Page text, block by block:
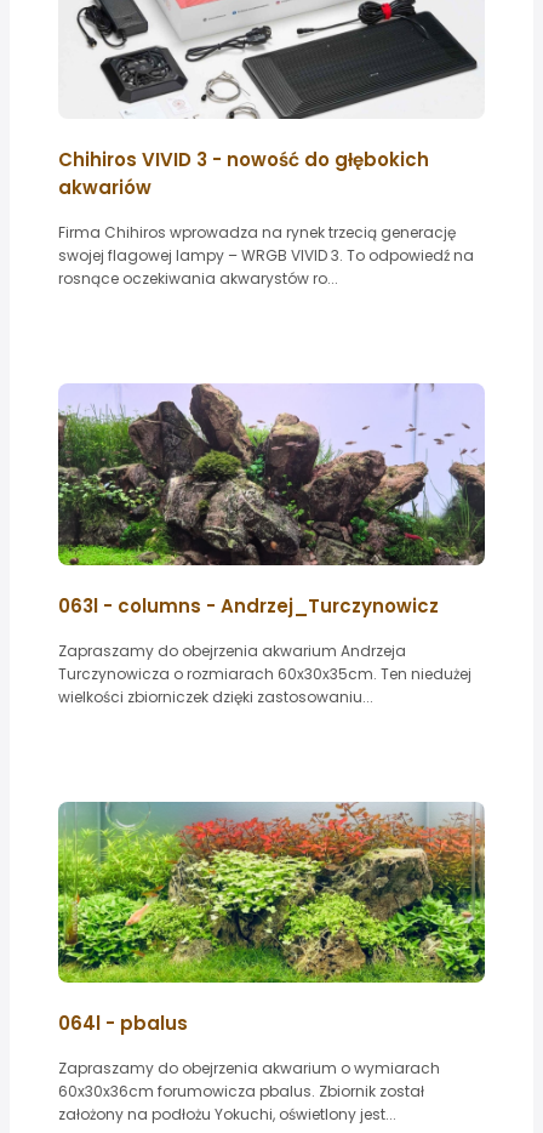
Chihiros VIVID 3 - nowość do głębokich
akwariów
Firma Chihiros wprowadza na rynek trzecią generację
swojej flagowej lampy – WRGB VIVID 3. To odpowiedź na
rosnące oczekiwania akwarystów ro...
063l - columns - Andrzej_Turczynowicz
Zapraszamy do obejrzenia akwarium Andrzeja
Turczynowicza o rozmiarach 60x30x35cm. Ten niedużej
wielkości zbiorniczek dzięki zastosowaniu...
064l - pbalus
Zapraszamy do obejrzenia akwarium o wymiarach
60x30x36cm forumowicza pbalus. Zbiornik został
założony na podłożu Yokuchi, oświetlony jest...